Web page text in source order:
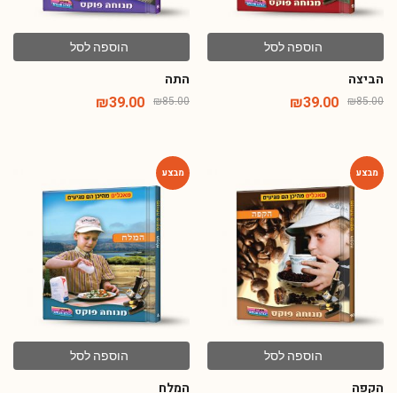
הוספה לסל
הביצה
₪85.00
₪39.00
הוספה לסל
התה
₪85.00
₪39.00
הוספה לסל
הקפה
הוספה לסל
המלח